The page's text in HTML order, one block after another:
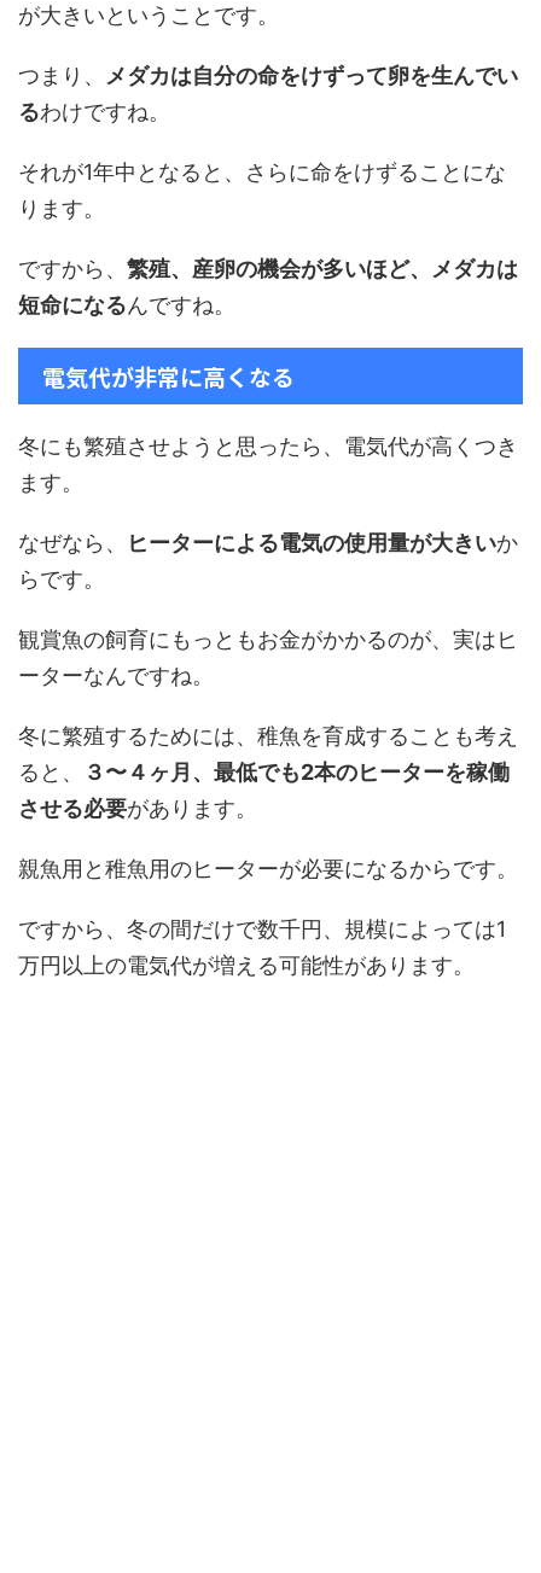
が大きいということです。
つまり、
メダカは自分の命をけずって卵を生んでい
るわけですね。
それが1年中となると、さらに命をけずることにな
ります。
ですから、 繁殖、産卵の機会が多いほど、メダカは
短命になるんですね。
電気代が非常に高くなる
冬にも繁殖させようと思ったら、電気代が高くつき
ます。
なぜなら、 ヒーターによる電気の使用量が大きいか
らです。
観賞魚の飼育にもっともお金がかかるのが、実はヒ
ーターなんですね。
冬に繁殖するためには、稚魚を育成することも考え
ると、
３〜４ヶ月、最低でも2本のヒーターを稼働
させる必要があります。
親魚用と稚魚用のヒーターが必要になるからです。
ですから、冬の間だけで数千円、規模によっては1
万円以上の電気代が増える可能性があります。